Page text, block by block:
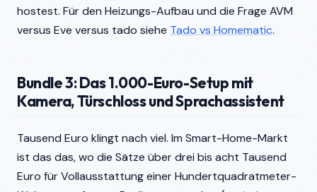
hostest. Für den Heizungs-Aufbau und die Frage AVM
versus Eve versus tado siehe Tado vs Homematic.
Bundle 3: Das 1.000-Euro-Setup mit
Kamera, Türschloss und Sprachassistent
Tausend Euro klingt nach viel. Im Smart-Home-Markt
ist das das, wo die Sätze über drei bis acht Tausend
Euro für Vollausstattung einer Hundertquadratmeter-